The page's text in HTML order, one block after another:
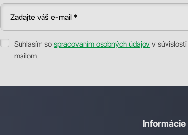
Zadajte váš e-mail *
Súhlasím so spracovaním osobných údajov v
mailom.
Informácie